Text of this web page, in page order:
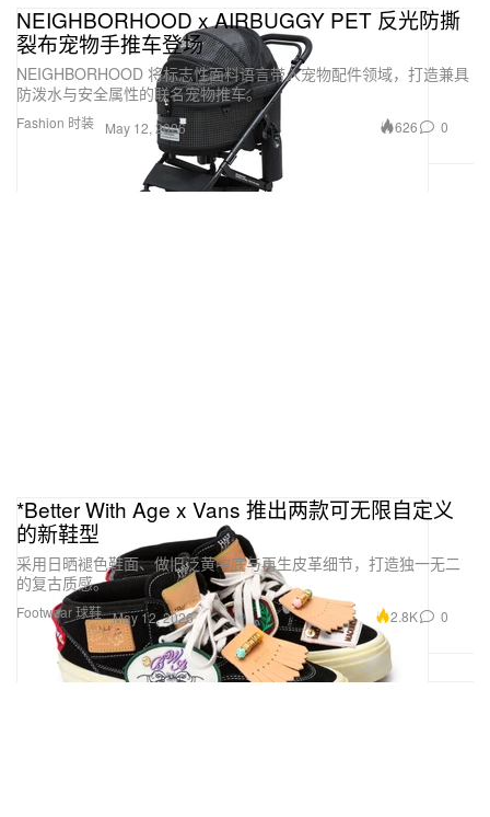
Fashion 时装
NEIGHBORHOOD x AIRBUGGY PET 反光防撕
裂布宠物手推车登场
NEIGHBORHOOD 将标志性面料语言带入宠物配件领域，打造兼具
防泼水与安全属性的联名宠物推车。
May 12, 2026 626 0
Footwear 球鞋
*Better With Age x Vans 推出两款可无限自定义
的新鞋型
采用日晒褪色鞋面、做旧泛黄中底与再生皮革细节，打造独一无二
的复古质感。
May 12, 2026 2.8K 0